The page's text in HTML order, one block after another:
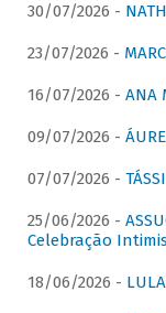
30/07/2026 -
23/07/2026 -
16/07/2026 - ANA
09/07/2026 -
07/07/2026 -
25/06/2026 -
Celebração
18/06/2026 -